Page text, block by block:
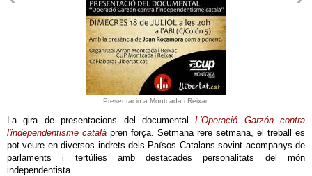
Presentació a Montcada i Reixac
La gira de presentacions del documentalL'Operació Garzón contra
l'independentisme català pren força. Setmana rere setmana, el treball es
pot veure en diversos indrets dels Països Catalans sovint acompanys de
parlaments i tertúlies amb destacades personalitats del món
independentista.